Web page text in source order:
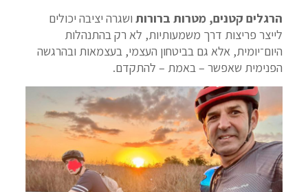
הרגלים קטנים, מטרות ברורותושגרה יציבה יכולים
לייצר פריצות דרך משמעותיות, לא רק בהתנהלות
היום־יומית, אלא גם בביטחון העצמי, בעצמאות ובהרגשה
הפנימית שאפשר – באמת – להתקדם.